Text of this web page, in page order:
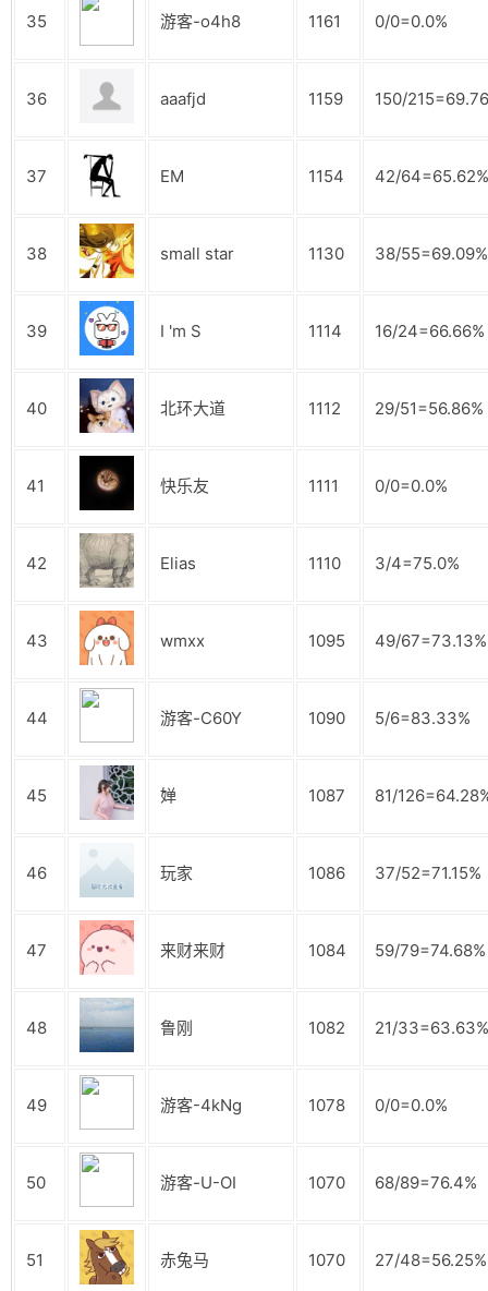
35 游客-o4h8 1161 0/0=0.0%
36 aaafjd 1159 150/
37 EM 1154 42/64=65.62%
38 small star 1130 38/55=69.09%
39 I 'm S 1114 16/24=66.66%
40 北环大道 1112 29/51=56.86%
41 快乐友 1111 0/0=0.0%
42 Elias 1110 3/4=75.0%
43 wmxx 1095 49/67=73.13%
44 游客-C60Y 1090 5/6=83.33%
45 婵 1087 81/
46 玩家 1086 37/52=71.15%
47 来财来财 1084 59/79=74.68%
48 鲁刚 1082 21/33=63.63%
49 游客-4kNg 1078 0/0=0.0%
50 游客-U-OI 1070 68/89=76.4%
51 赤兔马 1070 27/48=56.25%